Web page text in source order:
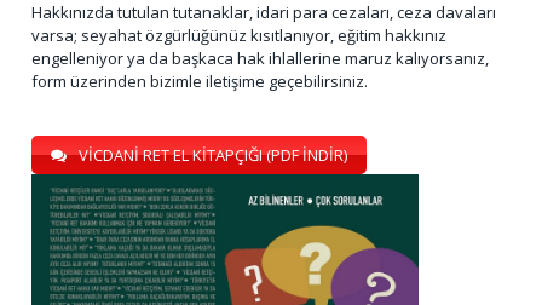
Hakkınızda tutulan tutanaklar, idari para cezaları, ceza davaları
varsa; seyahat özgürlüğünüz kısıtlanıyor, eğitim hakkınız
engelleniyor ya da başkaca hak ihlallerine maruz kalıyorsanız,
form üzerinden bizimle iletişime geçebilirsiniz.
VİCDANİ RET EL KİTAPÇIĞI (PDF İNDİR)